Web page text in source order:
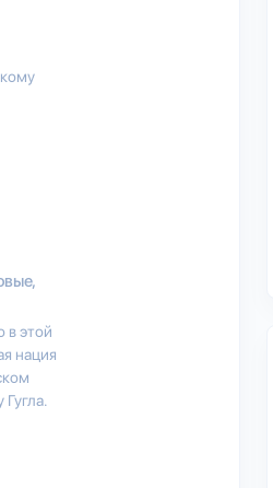
в этой
нация